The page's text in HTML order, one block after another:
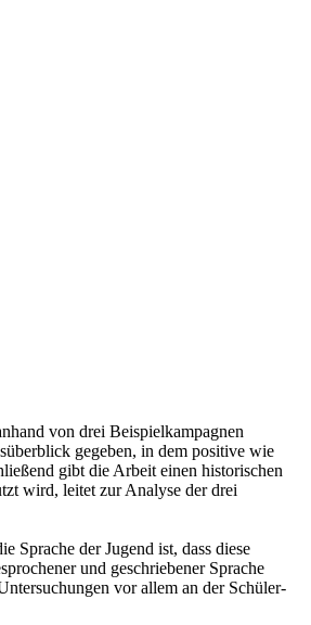
von drei Beispielkampagnen
gegeben, in dem positive wie
gibt die Arbeit einen historischen
wird, leitet zur Analyse der drei
Sprache der Jugend ist, dass diese
und geschriebener Sprache
vor allem an der Schüler-